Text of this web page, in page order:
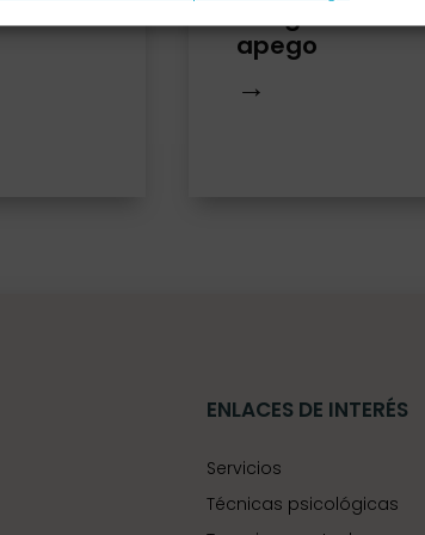
Integración del
apego
→
ENLACES DE INTERÉS
Servicios
Técnicas psicológicas